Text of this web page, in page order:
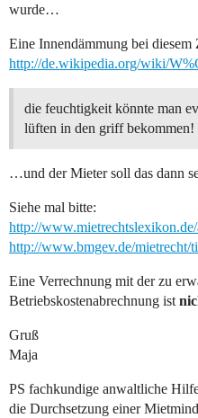
wurde…
Eine Innendämmung bei
http://de.wikipedia.org/wiki/
die feuchtigkeit könnte man
lüften in den griff bekommen!
…und der Mieter soll das dann
Siehe mal bitte:
http://
http://www.bmgev.de/mietrecht/
Eine Verrechnung mit der zu
Betriebskostenabrechnung ist
Gruß
Maja
PS fachkundige anwaltliche
die Durchsetzung einer